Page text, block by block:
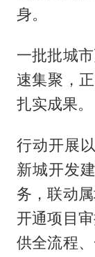
身。
一批批城
速集聚，
扎实成果。
行动开展
新城开发
务，联动
开通项目
供全流程